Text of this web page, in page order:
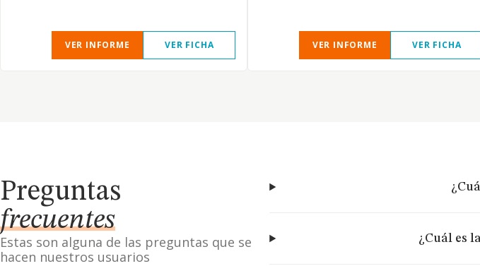
VER INFORME VER FICHA VER INFORME VER FICHA
Preguntas
frecuentes
Estas son alguna de las preguntas que se
hacen nuestros usuarios
¿Cuál es